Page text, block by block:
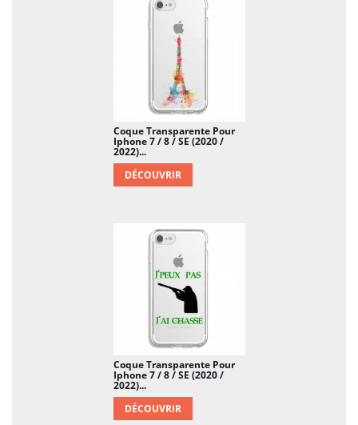
Coque Transparente Pour
Iphone 7 / 8 / SE (2020 /
2022)...
DÉCOUVRIR
Coque Transparente Pour
Iphone 7 / 8 / SE (2020 /
2022)...
DÉCOUVRIR